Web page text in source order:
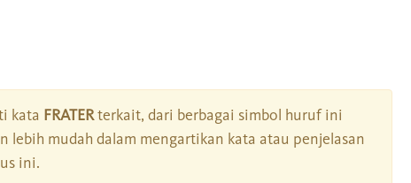
kata FRATERterkait, dari berbagai simbol huruf ini
lebih mudah dalam mengartikan kata atau penjelasan
ini.